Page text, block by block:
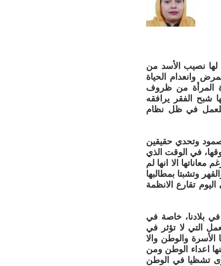
لها نصيب الأسد من
وانعدام الحياة
المرأة من ظروف
شبح الفقر يرافقه
للعمل في ظل نظام
وتحدي حقيقين
في الوقت الذي
الا انها لم
وتشبتا بمطالبها
تقارع الانظمة
بلادنا، خاصة في
التي لا تؤثر في
الأسرة والوطن والا
اعداء الوطن ومن
تشظيا في الوطن